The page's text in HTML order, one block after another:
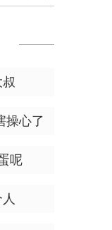
操心了
呢